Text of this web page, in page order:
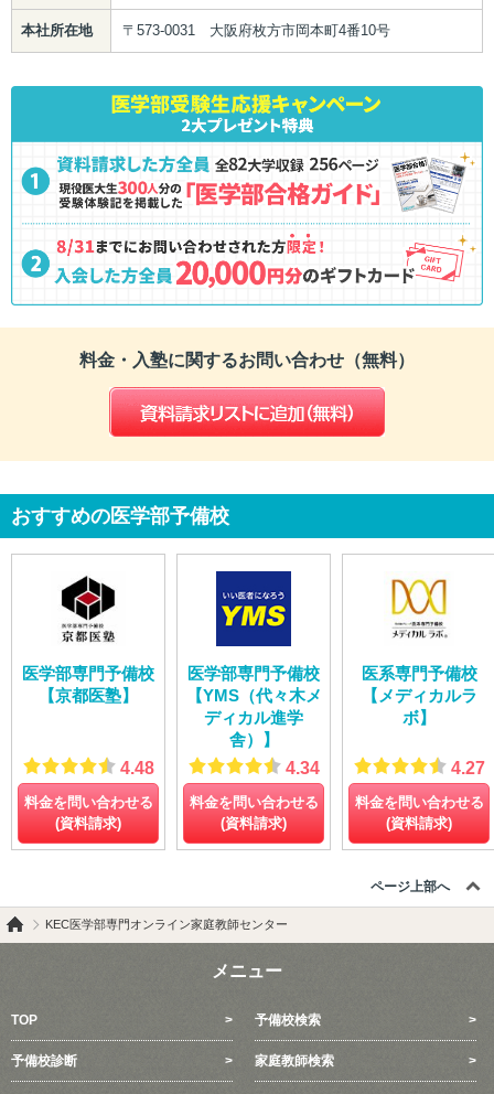
本社所在地 〒573-0031 大阪府枚方市岡本町4番10号
料金・入塾に関するお問い合わせ（無料）
おすすめの医学部予備校
医学部専門予備校
【京都医塾】
4.48
料金を問い合わせる
(資料請求)
医学部専門予備校
【YMS（代々木メ
ディカル進学
舎）】
4.34
料金を問い合わせる
(資料請求)
医系専門予備校
【メディカルラ
ボ】
4.27
料金を問い合わせる
(資料請求)
ページ上部へ
KEC医学部専門オンライン家庭教師センター
メニュー
TOP 予備校検索
予備校診断 家庭教師検索